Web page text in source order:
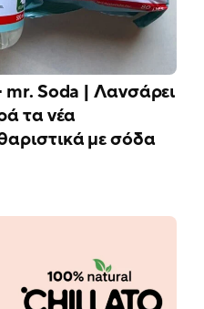
Soda | Λανσάρει
τα νέα
με σόδα